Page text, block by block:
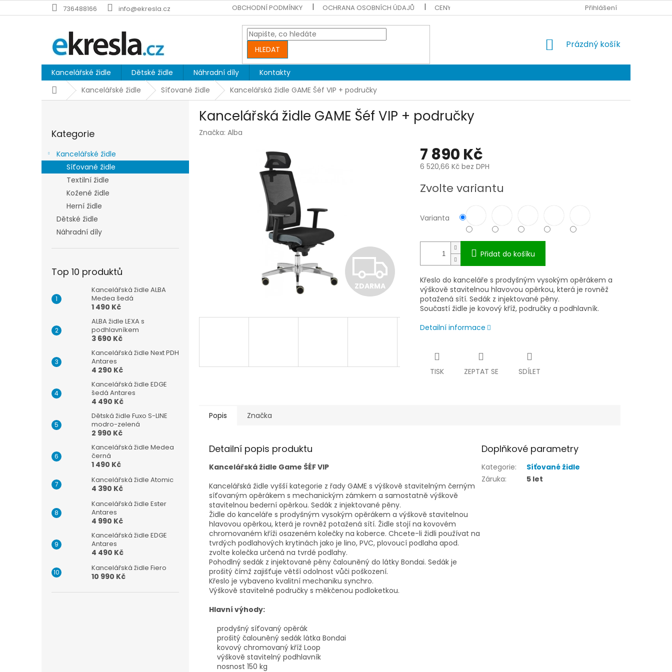
na
736488166 info@ekresla.cz OBCHODNÍ PODMÍNKY OCHRANA OSOBNÍCH ÚDAJŮ CENY DOPRAVY Přihlášení
HLEDAT
NÁKUPNÍ
Prázdný košík
Kancelářské židle Dětské židle Náhradní díly
Kontakty
DomůKancelářské židle Síťované židle Kancelářská židle GAME Šéf VIP + područky
a
n
kategorie
Kategorie
Kancelářské židle
Síťované židle
Textilní židle
Kožené židle
Herní židle
Dětské židle
Náhradní díly
Top 10 produktů
Kancelářská židle ALBA
Medea šedá
1 490 Kč
ALBA židle LEXA s
podhlavníkem
3 690 Kč
Kancelářská židle Next PDH
Antares
4 290 Kč
Kancelářská židle EDGE
šedá Antares
4 490 Kč
Dětská židle Fuxo S-LINE
modro-zelená
2 990 Kč
Kancelářská židle Medea
černá
1 490 Kč
Kancelářská židle Atomic
4 390 Kč
Kancelářská židle Ester
Antares
4 990 Kč
Kancelářská židle EDGE
Antares
4 490 Kč
Kancelářská židle Fiero
10 990 Kč
Kancelářská židle GAME Šéf VIP + područky
Značka: Alba
Z
D
R
ZDARMA
7 890 Kč
6 520,66 Kč bez DPH
cena:
Zvolte variantu
Varianta
Přidat do košíku
Křeslo do kanceláře s prodyšným vysokým opěrákem a
výškově stavitelnou hlavovou opěrkou, která je rovněž
potažená sítí. Sedák z injektované pěny.
Součastí židle je kovový kříž, područky a podhlavník.
Detailní informace
TISK ZEPTAT SE SDÍLET
Popis Značka
Detailní popis produktu
Kancelářská židle Game ŠÉF VIP
Kancelářská židle vyšší kategorie z řady GAME s výškově stavitelným černým
síťovaným opěrákem s mechanickým zámkem a samostatně výškově
stavitelnou bederní opěrkou. Sedák z injektované pěny.
Židle do kanceláře s prodyšným vysokým opěrákem a výškově stavitelnou
hlavovou opěrkou, která je rovněž potažená sítí. Židle stojí na kovovém
chromovaném kříži osazeném kolečky na koberce. Chcete-li židli používat na
tvrdých podlahových krytinách jako je lino, PVC, plovoucí podlaha apod.
zvolte kolečka určená na tvrdé podlahy.
Pohodlný sedák z injektované pěny čalouněný do látky Bondai. Sedák je
prošitý čímž zajišťuje větší odolnost vůči poškození.
Křeslo je vybaveno kvalitní mechaniku synchro.
Výškově stavitelné područky s měkčenou podloketkou.
Hlavní výhody:
prodyšný síťovaný opěrák
prošitý čalouněný sedák látka Bondai
kovový chromovaný kříž Loop
výškově stavitelný podhlavník
nosnost 150 kg
Doplňkové parametry
Kategorie:
Síťované židle
Záruka: 5 let